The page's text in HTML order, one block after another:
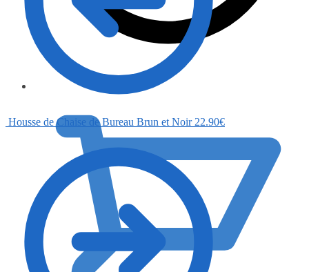
Housse de Chaise de Bureau Brun et Noir 22.90€